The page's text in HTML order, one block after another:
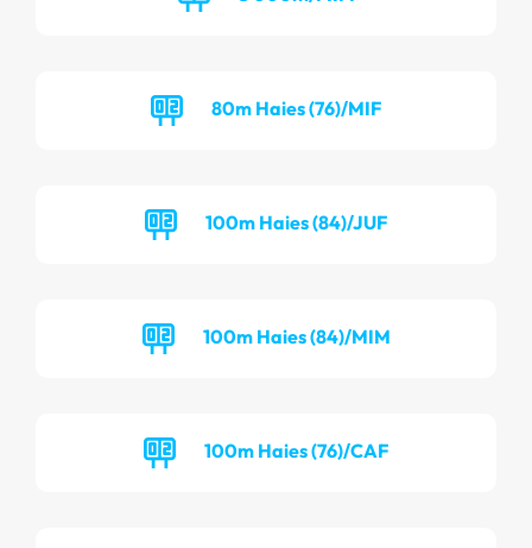
80m Haies (76)/MIF
100m Haies (84)/JUF
100m Haies (84)/MIM
100m Haies (76)/CAF